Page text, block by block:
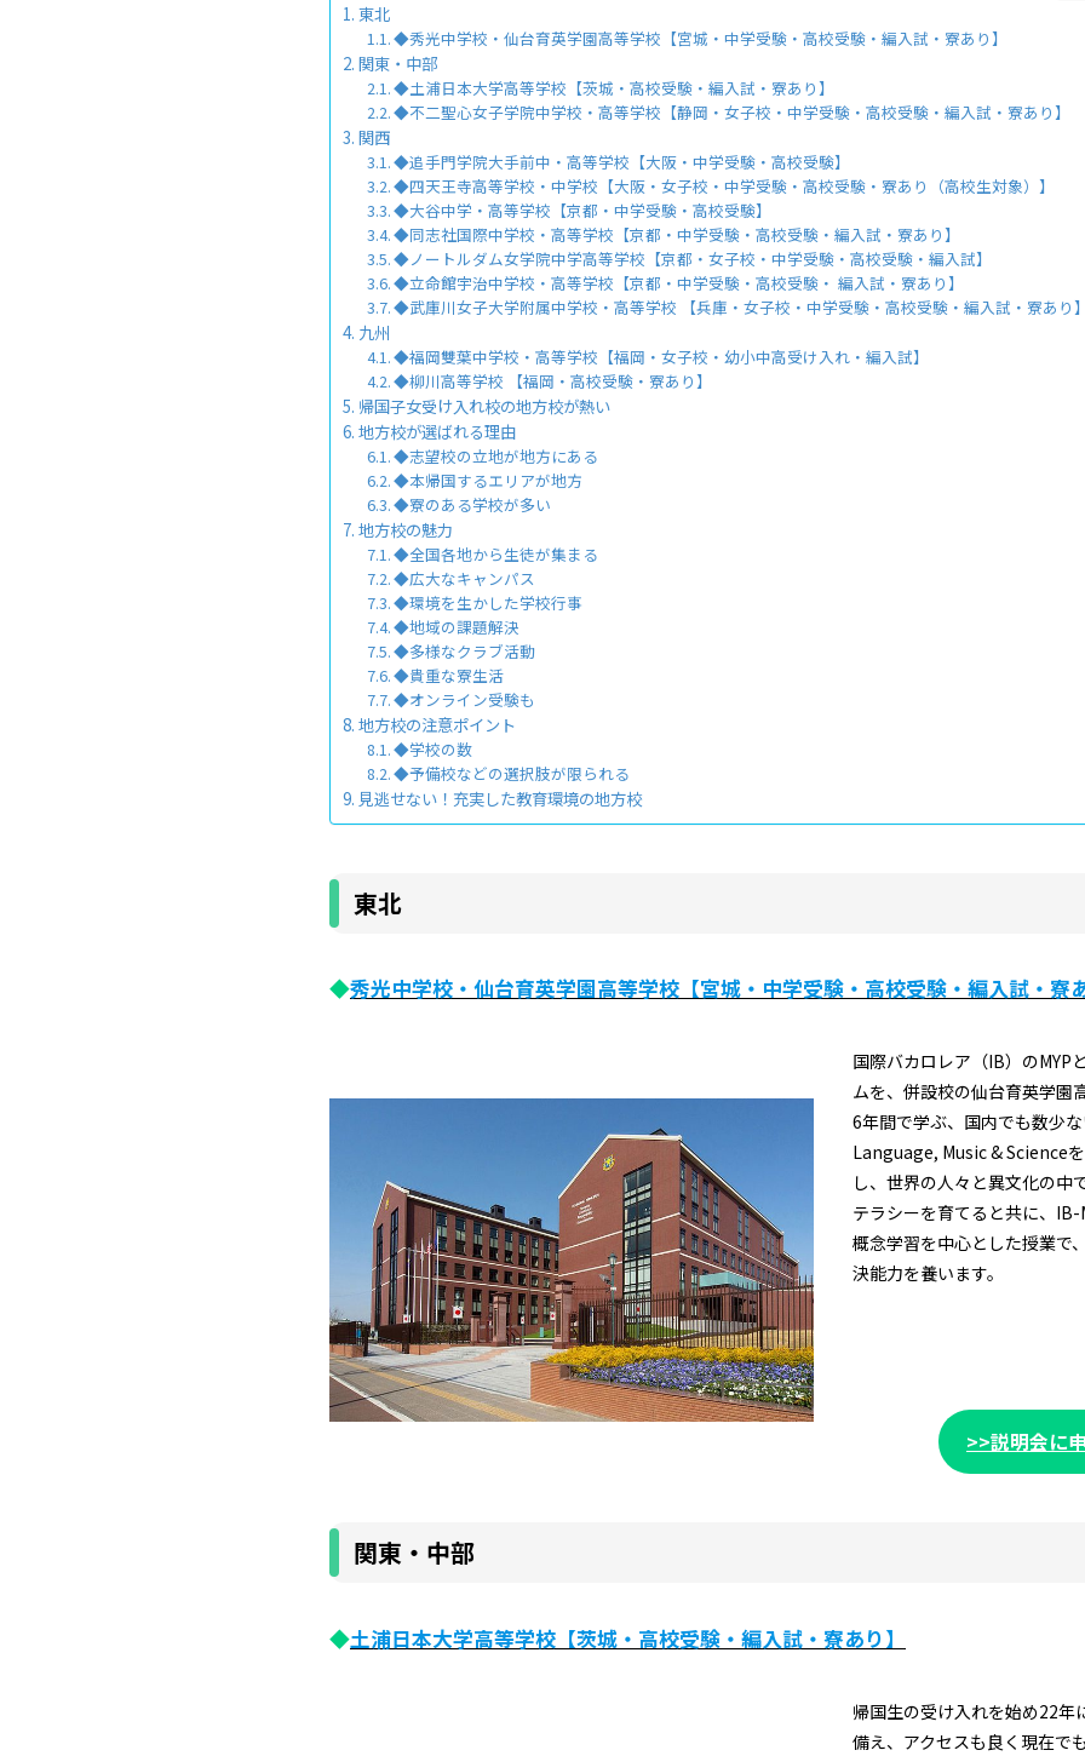
東北
◆秀光中学校・仙台育英学園高等学校【宮城・中学受験・高校受験・編入試・寮あり】
関東・中部
◆土浦日本大学高等学校【茨城・高校受験・編入試・寮あり】
◆不二聖心女子学院中学校・高等学校【静岡・女子校・中学受験・高校受験・編入試・寮あり】
関西
◆追手門学院大手前中・高等学校【大阪・中学受験・高校受験】
◆四天王寺高等学校・中学校【大阪・女子校・中学受験・高校受験・寮あり（高校生対象）】
◆大谷中学・高等学校【京都・中学受験・高校受験】
◆同志社国際中学校・高等学校【京都・中学受験・高校受験・編入試・寮あり】
◆ノートルダム女学院中学高等学校【京都・女子校・中学受験・高校受験・編入試】
◆立命館宇治中学校・高等学校【京都・中学受験・高校受験・ 編入試・寮あり】
◆武庫川女子大学附属中学校・高等学校 【兵庫・女子校・中学受験・高校受験・編入試・寮あり
九州
◆福岡雙葉中学校・高等学校【福岡・女子校・幼小中高受け入れ・編入試】
◆柳川高等学校 【福岡・高校受験・寮あり】
帰国子女受け入れ校の地方校が熱い
地方校が選ばれる理由
◆志望校の立地が地方にある
◆本帰国するエリアが地方
◆寮のある学校が多い
地方校の魅力
◆全国各地から生徒が集まる
◆広大なキャンパス
◆環境を生かした学校行事
◆地域の課題解決
◆多様なクラブ活動
◆貴重な寮生活
◆オンライン受験も
地方校の注意ポイント
◆学校の数
◆予備校などの選択肢が限られる
見逃せない！充実した教育環境の地方校
東北
◆秀光中学校・仙台育英学園高等学校【宮城・中学受験・高校受験・編入試・寮
国際バカロレア（IB） のMYP
ムを、併設校の仙台育英学園
6年間で学ぶ、国内でも数少
Language, Music & Science
し、世界の人々と異文化の中
テラシーを育てると共に、
概念学習を中心とした授業で
決能力を養います。
>>説明会に
関東・中部
◆土浦日本大学高等学校【茨城・高校受験・編入試・寮あり】
帰国生の受け入れを始め22年
備え、アクセスも良く現在で